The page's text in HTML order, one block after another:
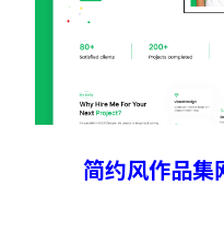
简约风作品集